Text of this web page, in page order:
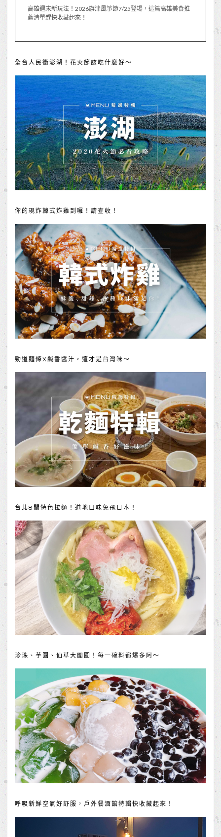
高雄週末新玩法！2026旗津風箏節7/25登場，這篇高雄美食推
薦清單趕快收藏起來！
全台人民衝澎湖！花火節該吃什麼好～
你的現炸韓式炸雞到囉！請查收！
勁道麵條X鹹香醬汁，這才是台灣味～
台北8間特色拉麵！道地口味免飛日本！
珍珠、芋圓、仙草大團圓！每一碗料都爆多阿～
呼吸新鮮空氣好舒服，戶外餐酒館特輯快收藏起來！